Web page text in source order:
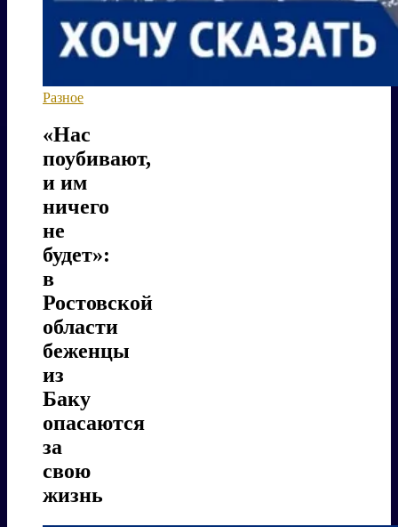
Разное
«Нас
поубивают,
и им
ничего
не
будет»:
в
Ростовской
области
беженцы
из
Баку
опасаются
за
свою
жизнь